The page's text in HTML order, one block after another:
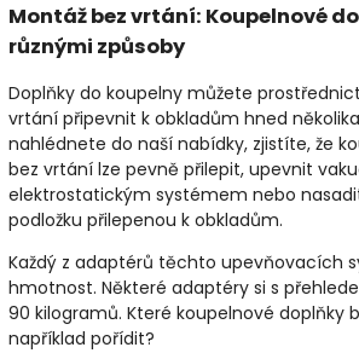
Montáž bez vrtání: Koupelnové
různými způsoby
Doplňky do koupelny můžete
vrtání připevnit k obkladům hned
nahlédnete do naší nabídky, zjistíte, že
bez vrtání lze pevně přilepit, upevnit
elektrostatickým systémem nebo
podložku přilepenou k obkladům.
Každý z adaptérů těchto upevňovacích
hmotnost. Některé adaptéry si s
90 kilogramů. Které koupelnové doplňky
například pořídit?